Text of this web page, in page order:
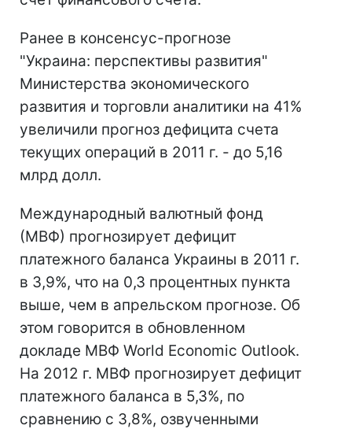
Ранее в консенсус-прогнозе
"Украина: перспективы развития"
Министерства экономического
развития и торговли аналитики на 41%
увеличили прогноз дефицита счета
текущих операций в 2011 г. - до 5,16
млрд долл.
Международный валютный фонд
(МВФ) прогнозирует дефицит
платежного баланса Украины в 2011 г.
в 3,9%, что на 0,3 процентных пункта
выше, чем в апрельском прогнозе. Об
этом говорится в обновленном
докладе МВФ World Economic Outlook.
На 2012 г. МВФ прогнозирует дефицит
платежного баланса в 5,3%, по
сравнению с 3,8%, озвученными